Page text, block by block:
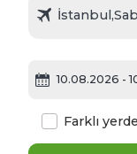
10.08.2026 -
Farklı